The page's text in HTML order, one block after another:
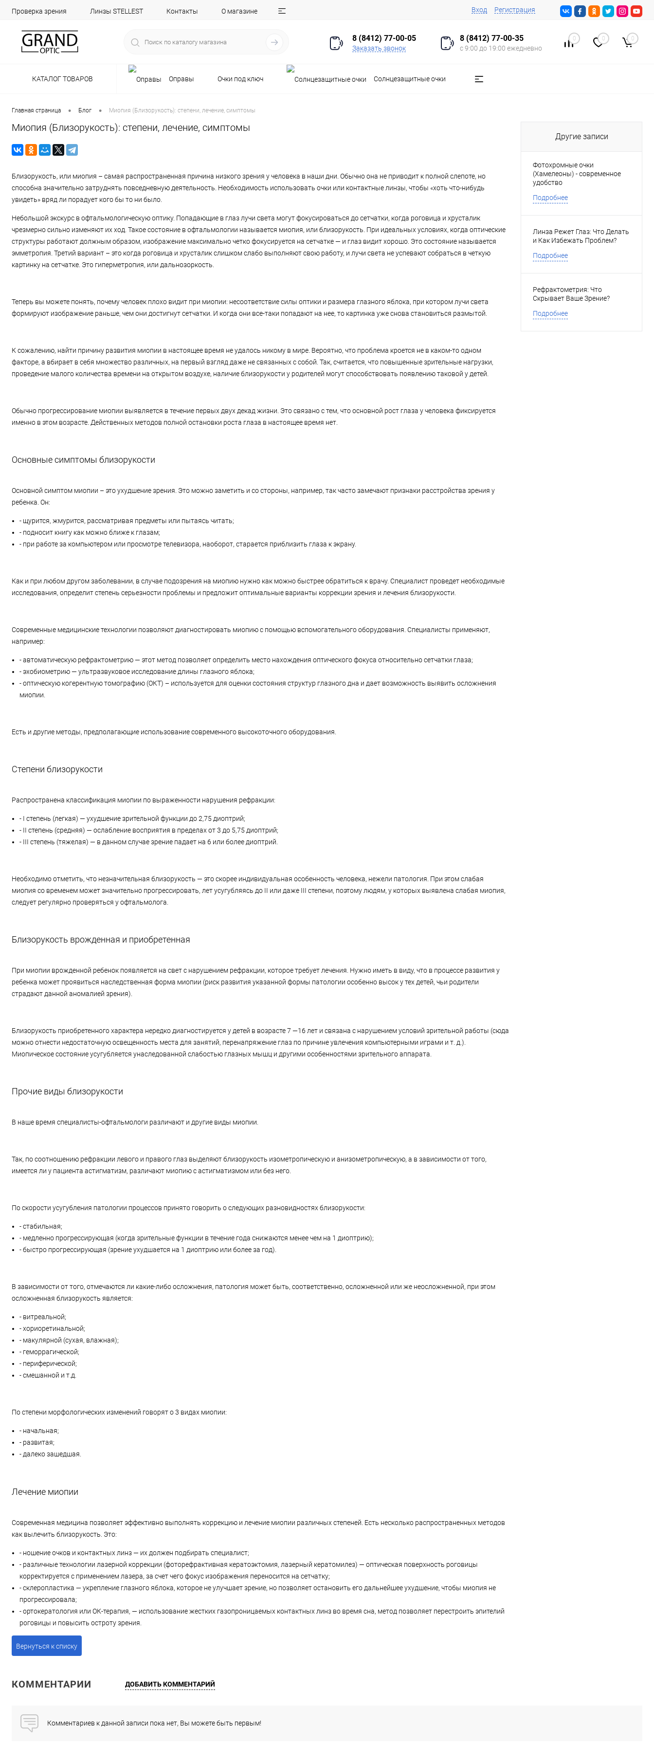
Проверка зрения Линзы STELLEST Контакты О магазине Вход Регистрация
8 (8412) 77-00-05
Заказать звонок
8 (8412) 77-00-35
с 9:00 до 19:00 ежедневно
0 0 0
КАТАЛОГ ТОВАРОВ Оправы Очки под ключ Солнцезащитные очки
Главная страница • Блог • Миопия (Близорукость): степени, лечение, симптомы
Миопия (Близорукость): степени, лечение, симптомы
Близорукость, или миопия – самая распространенная причина низкого зрения у человека в наши дни. Обычно она не приводит к полной слепоте, но
способна значительно затруднять повседневную деятельность. Необходимость использовать очки или контактные линзы, чтобы «хоть что-нибудь
увидеть» вряд ли порадует кого бы то ни было.
Небольшой экскурс в офтальмологическую оптику. Попадающие в глаз лучи света могут фокусироваться до сетчатки, когда роговица и хрусталик
чрезмерно сильно изменяют их ход. Такое состояние в офтальмологии называется миопия, или близорукость. При идеальных условиях, когда оптические
структуры работают должным образом, изображение максимально четко фокусируется на сетчатке — и глаз видит хорошо. Это состояние называется
эмметропия. Третий вариант – это когда роговица и хрусталик слишком слабо выполняют свою работу, и лучи света не успевают собраться в четкую
картинку на сетчатке. Это гиперметропия, или дальнозоркость.
Теперь вы можете понять, почему человек плохо видит при миопии: несоответствие силы оптики и размера глазного яблока, при котором лучи света
формируют изображение раньше, чем они достигнут сетчатки. И когда они все-таки попадают на нее, то картинка уже снова становиться размытой.
К сожалению, найти причину развития миопии в настоящее время не удалось никому в мире. Вероятно, что проблема кроется не в каком-то одном
факторе, а вбирает в себя множество различных, на первый взгляд даже не связанных с собой. Так, считается, что повышенные зрительные нагрузки,
проведение малого количества времени на открытом воздухе, наличие близорукости у родителей могут способствовать появлению таковой у детей.
Обычно прогрессирование миопии выявляется в течение первых двух декад жизни. Это связано с тем, что основной рост глаза у человека фиксируется
именно в этом возрасте. Действенных методов полной остановки роста глаза в настоящее время нет.
Основные симптомы близорукости
Основной симптом миопии – это ухудшение зрения. Это можно заметить и со стороны, например, так часто замечают признаки расстройства зрения у
ребенка. Он:
- щурится, жмурится, рассматривая предметы или пытаясь читать;
- подносит книгу как можно ближе к глазам;
- при работе за компьютером или просмотре телевизора, наоборот, старается приблизить глаза к экрану.
Как и при любом другом заболевании, в случае подозрения на миопию нужно как можно быстрее обратиться к врачу. Специалист проведет необходимые
исследования, определит степень серьезности проблемы и предложит оптимальные варианты коррекции зрения и лечения близорукости.
Современные медицинские технологии позволяют диагностировать миопию с помощью вспомогательного оборудования. Специалисты применяют,
например:
- автоматическую рефрактометрию — этот метод позволяет определить место нахождения оптического фокуса относительно сетчатки глаза;
- эхобиометрию — ультразвуковое исследование длины глазного яблока;
- оптическую когерентную томографию (ОКТ) – используется для оценки состояния структур глазного дна и дает возможность выявить осложнения
миопии.
Есть и другие методы, предполагающие использование современного высокоточного оборудования.
Степени близорукости
Распространена классификация миопии по выраженности нарушения рефракции:
- I степень (легкая) — ухудшение зрительной функции до 2,75 диоптрий;
- II степень (средняя) — ослабление восприятия в пределах от 3 до 5,75 диоптрий;
- III степень (тяжелая) — в данном случае зрение падает на 6 или более диоптрий.
Необходимо отметить, что незначительная близорукость — это скорее индивидуальная особенность человека, нежели патология. При этом слабая
миопия со временем может значительно прогрессировать, лет усугубляясь до II или даже III степени, поэтому людям, у которых выявлена слабая миопия,
следует регулярно проверяться у офтальмолога.
Близорукость врожденная и приобретенная
При миопии врожденной ребенок появляется на свет с нарушением рефракции, которое требует лечения. Нужно иметь в виду, что в процессе развития у
ребенка может проявиться наследственная форма миопии (риск развития указанной формы патологии особенно высок у тех детей, чьи родители
страдают данной аномалией зрения).
Близорукость приобретенного характера нередко диагностируется у детей в возрасте 7 —16 лет и связана с нарушением условий зрительной работы (сюда
можно отнести недостаточную освещенность места для занятий, перенапряжение глаз по причине увлечения компьютерными играми и т. д.).
Миопическое состояние усугубляется унаследованной слабостью глазных мышц и другими особенностями зрительного аппарата.
Прочие виды близорукости
В наше время специалисты-офтальмологи различают и другие виды миопии.
Так, по соотношению рефракции левого и правого глаз выделяют близорукость изометропическую и анизометропическую, а в зависимости от того,
имеется ли у пациента астигматизм, различают миопию с астигматизмом или без него.
По скорости усугубления патологии процессов принято говорить о следующих разновидностях близорукости:
- стабильная;
- медленно прогрессирующая (когда зрительные функции в течение года снижаются менее чем на 1 диоптрию);
- быстро прогрессирующая (зрение ухудшается на 1 диоптрию или более за год).
В зависимости от того, отмечаются ли какие-либо осложнения, патология может быть, соответственно, осложненной или же неосложненной, при этом
осложненная близорукость является:
- витреальной;
- хориоретинальной;
- макулярной (сухая, влажная);
- геморрагической;
- периферической;
- смешанной и т.д.
По степени морфологических изменений говорят о 3 видах миопии:
- начальная;
- развитая;
- далеко зашедшая.
Лечение миопии
Современная медицина позволяет эффективно выполнять коррекцию и лечение миопии различных степеней. Есть несколько распространенных методов
как вылечить близорукость. Это:
- ношение очков и контактных линз — их должен подбирать специалист;
- различные технологии лазерной коррекции (фоторефрактивная кератоэктомия, лазерный кератомилез) — оптическая поверхность роговицы
корректируется с применением лазера, за счет чего фокус изображения переносится на сетчатку;
- склеропластика — укрепление глазного яблока, которое не улучшает зрение, но позволяет остановить его дальнейшее ухудшение, чтобы миопия не
прогрессировала;
- ортокератология или ОК-терапия, — использование жестких газопроницаемых контактных линз во время сна, метод позволяет перестроить эпителий
роговицы и повысить остроту зрения.
Вернуться к списку
Другие записи
Фотохромные очки
(Хамелеоны) - современное
удобство
Подробнее
Линза Режет Глаз: Что Делать
и Как Избежать Проблем?
Подробнее
Рефрактометрия: Что
Скрывает Ваше Зрение?
Подробнее
КОММЕНТАРИИ ДОБАВИТЬ КОММЕНТАРИЙ
Комментариев к данной записи пока нет, Вы можете быть первым!